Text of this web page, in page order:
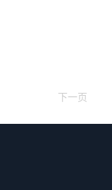
下一页